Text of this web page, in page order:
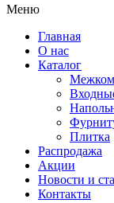
Меню
Главная
О нас
Каталог
Плитка
Распродажа
Акции
Новости и
Контакты